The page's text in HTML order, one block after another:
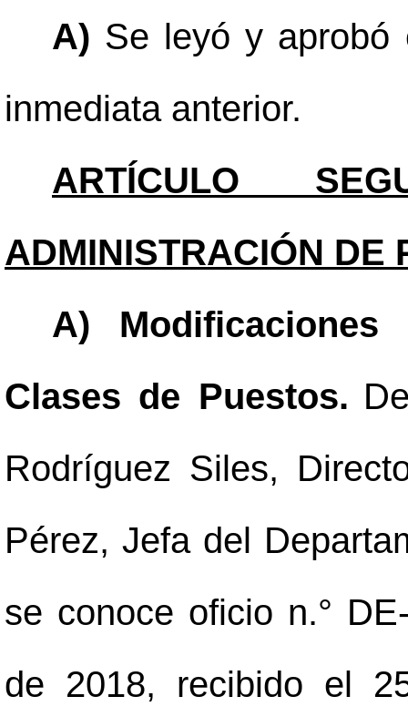
A) Se leyó y aprobó
inmediata anterior.
ARTÍCULO
ADMINISTRACIÓN DE
A)
Clases de Puestos.
Rodríguez Siles,
Pérez, Jefa del
se conoce oficio n.°
de 2018, recibido el